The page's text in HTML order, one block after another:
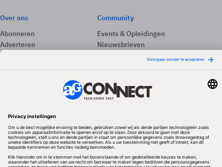
Over ons
Abonneren
Adverteren
Contact
Community
Events & Opleidingen
Nieuwsbrieven
Redactionele partner